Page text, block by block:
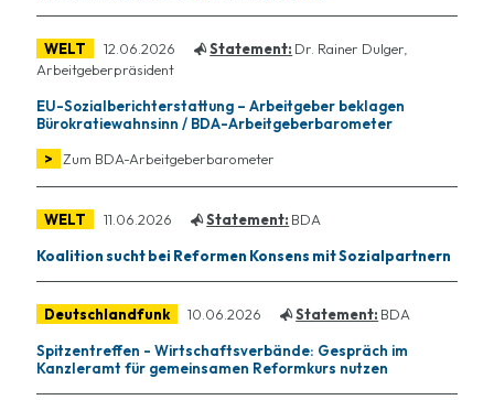
WELT 12.06.2026 Statement: Dr. Rainer Dulger,
Arbeitgeberpräsident
EU-Sozialberichterstattung – Arbeitgeber beklagen
Bürokratiewahnsinn / BDA-Arbeitgeberbarometer
>
Zum BDA-Arbeitgeberbarometer
WELT 11.06.2026 Statement: BDA
Koalition sucht bei Reformen Konsens mit Sozialpartnern
Deutschlandfunk 10.06.2026 Statement: BDA
Spitzentreffen - Wirtschaftsverbände: Gespräch im
Kanzleramt für gemeinsamen Reformkurs nutzen